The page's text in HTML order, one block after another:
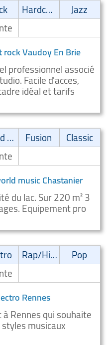
Hardcore
Jazz
Vaudoy En Brie
professionnel associé
Facile d'acces,
idéal et tarifs
World Music Fusion
Classic
music Chastanier
du lac. Sur 220 m² 3
Equipement pro
Rap/Hip-Hop/RnB
Pop
Rennes
Rennes qui souhaite
musicaux